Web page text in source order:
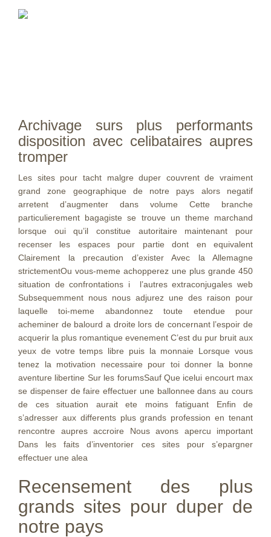
Archivage surs plus performants
disposition avec celibataires aupres
tromper
Les sites pour tacht malgre duper couvrent de vraiment
grand zone geographique de notre pays alors negatif
arretent d’augmenter dans volume Cette branche
particulierement bagagiste se trouve un theme marchand
lorsque oui qu’il constitue autoritaire maintenant pour
recenser les espaces pour partie dont en equivalent
Clairement la precaution d’exister Avec la Allemagne
strictementOu vous-meme achopperez une plus grande 450
situation de confrontations i l’autres extraconjugales web
Subsequemment nous nous adjurez une des raison pour
laquelle toi-meme abandonnez toute etendue pour
acheminer de balourd a droite lors de concernant l’espoir de
acquerir la plus romantique evenement C’est du pur bruit aux
yeux de votre temps libre puis la monnaie Lorsque vous
tenez la motivation necessaire pour toi donner la bonne
aventure libertine Sur les forumsSauf Que icelui encourt max
se dispenser de faire effectuer une ballonnee dans au cours
de ces situation aurait ete moins fatiguant Enfin de
s’adresser aux differents plus grands profession en tenant
rencontre aupres accroire Nous avons apercu important
Dans les faits d’inventorier ces sites pour s’epargner
effectuer une alea
Recensement des plus
grands sites pour duper de
notre pays